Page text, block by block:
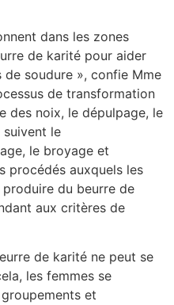
dans les zones
de karité pour aider
de soudure », confie Mme
de transformation
des noix, le dépulpage, le
suivent le
le broyage et
procédés auxquels les
du beurre de
aux critères de
de karité ne peut se
les femmes se
et